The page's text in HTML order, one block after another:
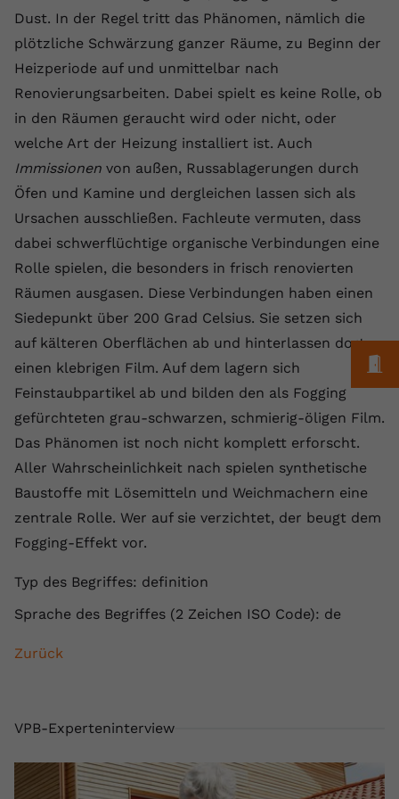
VPB-Experteninterview
Dust. In der Regel tritt das Phänomen, nämlich die
plötzliche Schwärzung ganzer Räume, zu Beginn der
Heizperiode auf und unmittelbar nach
Renovierungsarbeiten. Dabei spielt es keine Rolle, ob
in den Räumen geraucht wird oder nicht, oder
welche Art der Heizung installiert ist. Auch
Immissionen von außen, Russablagerungen durch
Öfen und Kamine und dergleichen lassen sich als
Ursachen ausschließen. Fachleute vermuten, dass
dabei schwerflüchtige organische Verbindungen eine
Rolle spielen, die besonders in frisch renovierten
Räumen ausgasen. Diese Verbindungen haben einen
Siedepunkt über 200 Grad Celsius. Sie setzen sich
auf kälteren Oberflächen ab und hinterlassen dort
einen klebrigen Film. Auf dem lagern sich
Feinstaubpartikel ab und bilden den als Fogging
gefürchteten grau-schwarzen, schmierig-öligen Film.
Das Phänomen ist noch nicht komplett erforscht.
Aller Wahrscheinlichkeit nach spielen synthetische
Baustoffe mit Lösemitteln und Weichmachern eine
zentrale Rolle. Wer auf sie verzichtet, der beugt dem
Fogging-Effekt vor.
Typ des Begriffes: definition
Sprache des Begriffes (2 Zeichen ISO Code): de
Zurück
1 Jahr
Zweck
Dieser Wert speichert Ihre Consent-
Einstellungen. Unter anderem eine
historische Speicherung Ihrer
vorgenommen Einstellungen, falls der
Webseiten-Betreiber dies eingestellt
Name fe_typo_user
VPB.de
Laufzeit Session
Zweck
Speicherung von
Benutzereinstellungen zu ermöglichen.
Zweck
wiederzuerkennen und statistische
Website zu erfassen.
_gcl au
Anbieter Google Ads
Zweck
Wird von Google Ads für das
Conversion-Tracking verwendet, um
Werbeklicks der Nutzung auf unserer
Website zuzuordnen.
Cookie-Informationen anzeigen
Wir verwenden auf unserer Website externe Inhalte,
um Ihnen zusätzliche Informationen anzubieten.
Anbieter vimeo.com
Laufzeit 2 Jahre
Vimeo installiert dieses Cookie, um
Tracking-Informationen zu sammeln,
indem es eine eindeutige ID zum
setzt.
Anbieter youtube.com
Laufzeit 2 Jahre
Zweck
YouTube setzt dieses Cookie über
eingebettete YouTube-Videos und
registriert anonyme statistische Daten.
Zweck
Videopräferenzen des Benutzers zu
Videos verwendet.